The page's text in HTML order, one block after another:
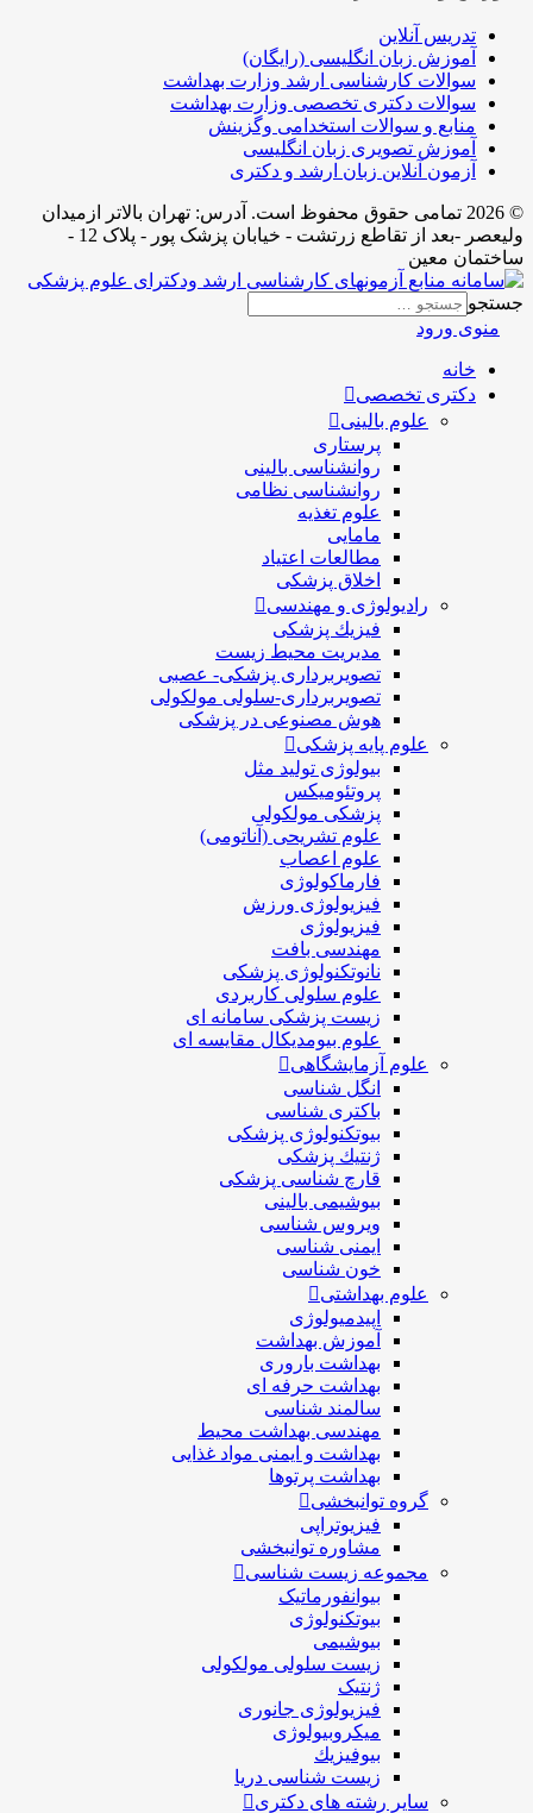
تدریس آنلاین
آموزش زبان انگلیسی (رایگان)
سوالات کارشناسی ارشد وزارت بهداشت
سوالات دکتری تخصصی وزارت بهداشت
منابع و سوالات استخدامی وگزینش
آموزش تصویری زبان انگلیسی
آزمون آنلاین زبان ارشد و دکتری
© 2026 تمامی حقوق محفوظ است. آدرس:‌ تهران بالاتر ازمیدان
ولیعصر -بعد از تقاطع زرتشت - خیابان پزشک پور - پلاک 12 -
ساختمان معین
جستجو
منوی ورود
خانه
دکتری تخصصی
علوم بالینی
پرستاری
روانشناسی بالینی
روانشناسی نظامی
علوم تغذیه
مامایی
مطالعات اعتیاد
اخلاق پزشکی
رادیولوژی و مهندسی
فيزيك پزشکی
مدیریت محیط زیست
تصویربرداری پزشکی- عصبی
تصویربرداری-سلولی مولکولی
هوش مصنوعی در پزشکی
علوم پایه پزشکی
بیولوژی تولید مثل
پروتئومیکس
پزشکی مولکولی
علوم تشریحی (آناتومی)
علوم اعصاب
فارماکولوژی
فیزیولوژی ورزش
فیزیولوژی
مهندسی بافت
نانوتکنولوژی پزشکی
علوم سلولی کاربردی
زیست پزشکی سامانه ای
علوم بیومدیکال مقایسه ای
علوم آزمایشگاهی
انگل شناسی
باکتری شناسی
بیوتکنولوژی پزشکی
ژنتيك پزشکی
قارچ شناسی پزشكی
بیوشیمی بالینی
ویروس شناسی
ایمنی شناسی
خون شناسی
علوم بهداشتی
اپیدمیولوژی
آموزش بهداشت
بهداشت باروری
بهداشت حرفه ای
سالمند شناسی
مهندسی بهداشت محيط
بهداشت و ایمنی مواد غذایی
بهداشت پرتوها
گروه توانبخشی
فیزیوتراپی
مشاوره توانبخشی
مجموعه زیست شناسی
بیوانفورماتیک
بیوتکنولوژی
بیوشیمی
زیست سلولی مولکولی
ژنتیک
فیزیولوژی جانوری
میکروبیولوژی
بيوفيزيك
زیست شناسی دریا
سایر رشته های دکتری